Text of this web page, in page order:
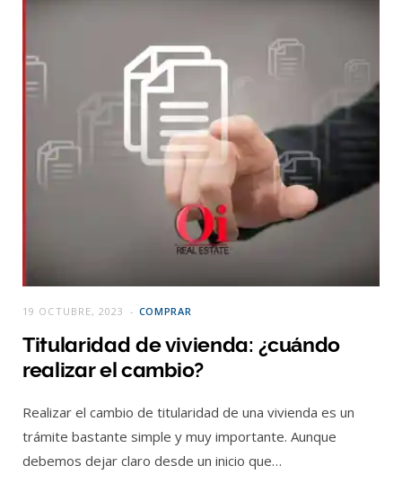
COMPRAR
19 OCTUBRE, 2023
Titularidad de vivienda: ¿cuándo
realizar el cambio?
Realizar el cambio de titularidad de una vivienda es un
trámite bastante simple y muy importante. Aunque
debemos dejar claro desde un inicio que…